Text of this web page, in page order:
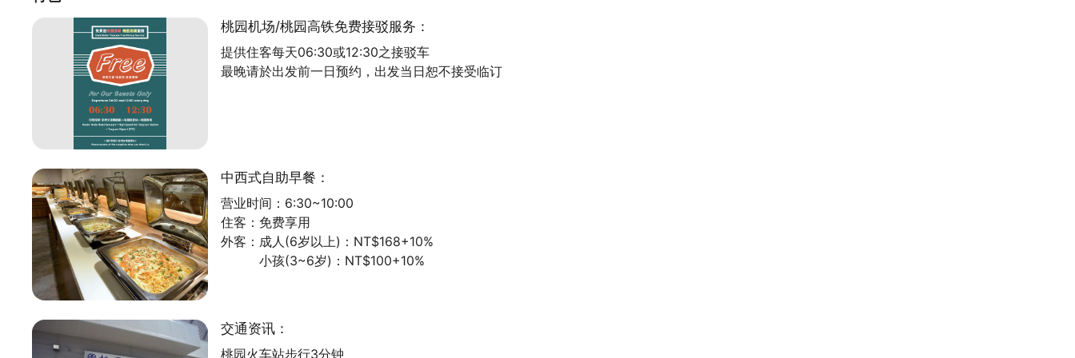
我们不标榜独特强烈的风格，而是「轻松自在的玩乐」，依这样的概念打造享乐文旅。
并且以平实价格诚挚地欢迎每一位造访的旅客，
让您在旅行探索之余，可以拥有一个休息片刻的基地，安心旅程，写下属於您的旅行章节。
享乐文旅 Hedo Hotel
让您享乐台湾，看见世界。
桃园机场/桃园高铁免费接驳服务：
提供住客每天06:30或12:30之接驳车
最晚请於出发前一日预约，出发当日恕不接受临订
中西式自助早餐：
营业时间：6:30~10:00
住客：免费享用
外客：成人(6岁以上)：NT$168+10%
小孩(3~6岁)：NT$100+10%
交通资讯：
桃园火车站步行3分钟